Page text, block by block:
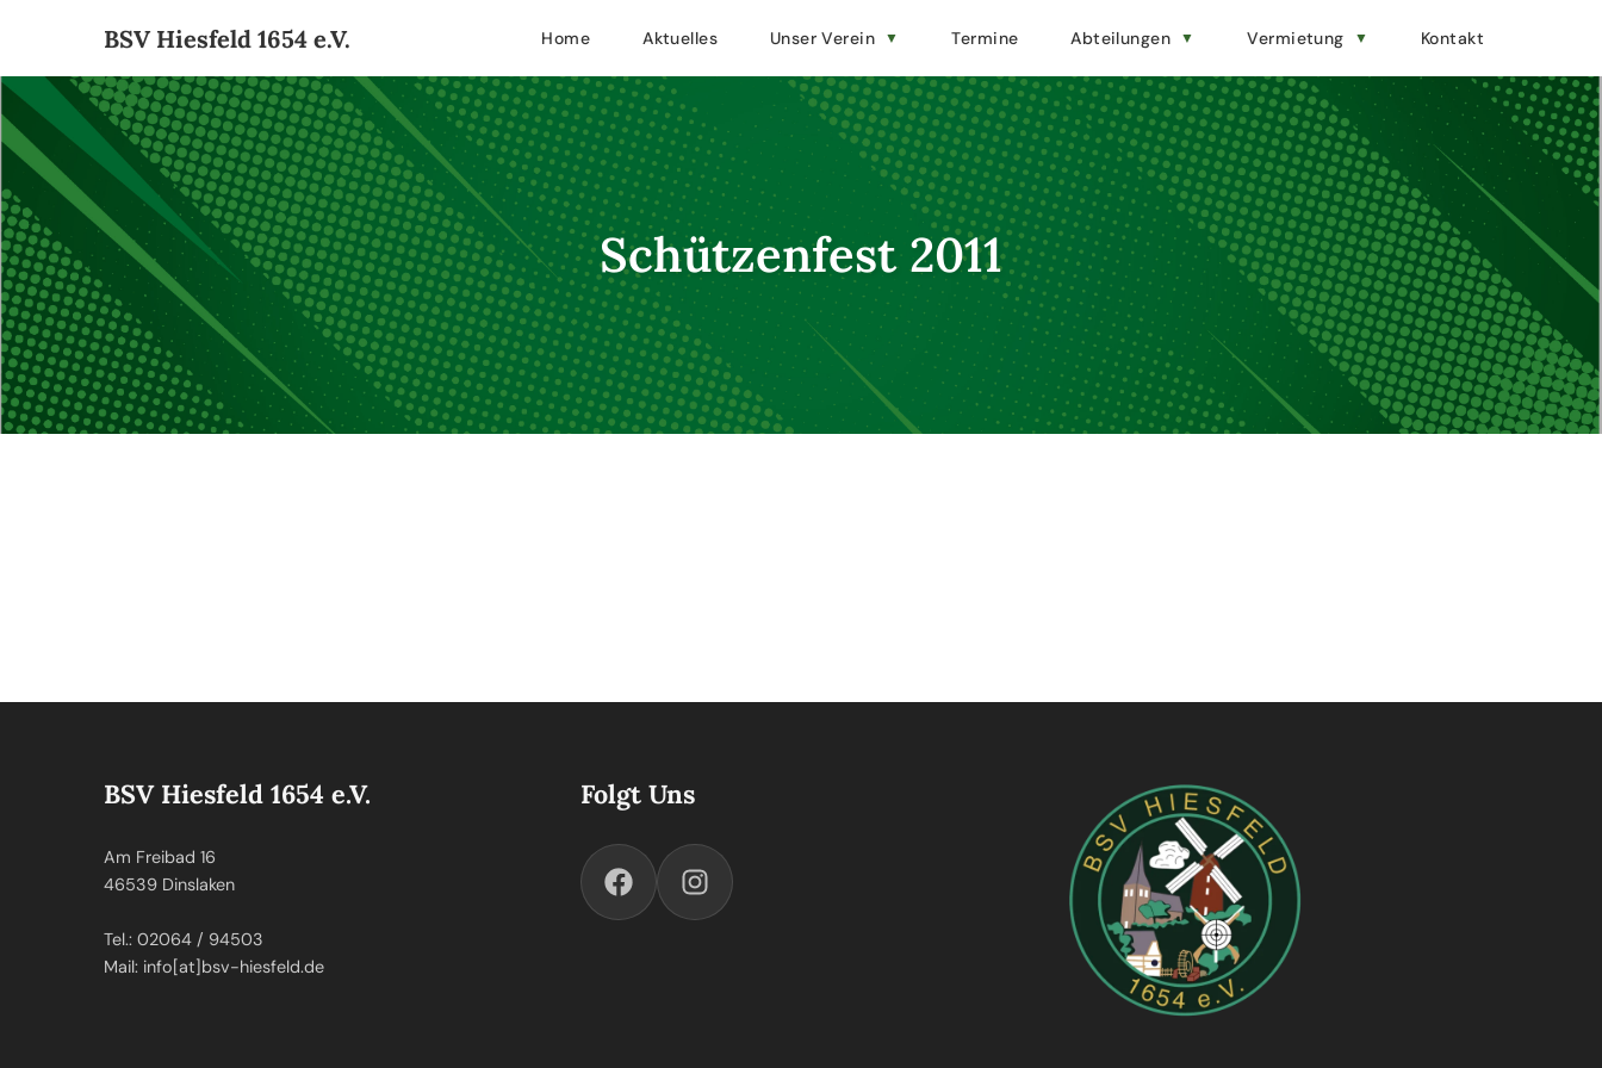
BSV Hiesfeld 1654 e.V. Home Aktuelles Unser Verein Termine Abteilungen Vermietung Kontakt
Schützenfest 2011
BSV Hiesfeld 1654 e.V.
Am Freibad 16
46539 Dinslaken
Tel.: 02064 / 94503
Mail: info[at]bsv-hiesfeld.de
Folgt Uns